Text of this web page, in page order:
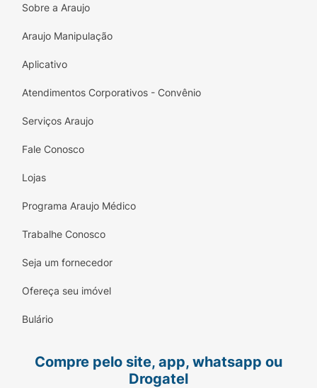
Sobre a Araujo
Araujo Manipulação
Aplicativo
Atendimentos Corporativos - Convênio
Serviços Araujo
Fale Conosco
Lojas
Programa Araujo Médico
Trabalhe Conosco
Seja um fornecedor
Ofereça seu imóvel
Bulário
Compre pelo site, app, whatsapp ou
Drogatel